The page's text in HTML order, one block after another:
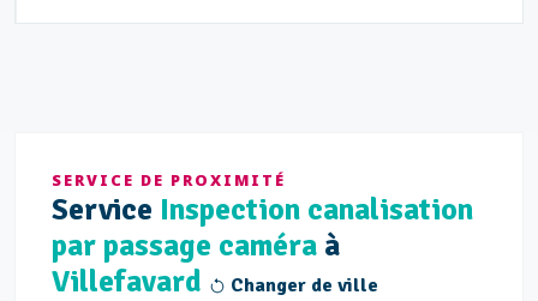
SERVICE DE PROXIMITÉ
Service Inspection canalisation
par passage caméra à
Villefavard
Changer de ville